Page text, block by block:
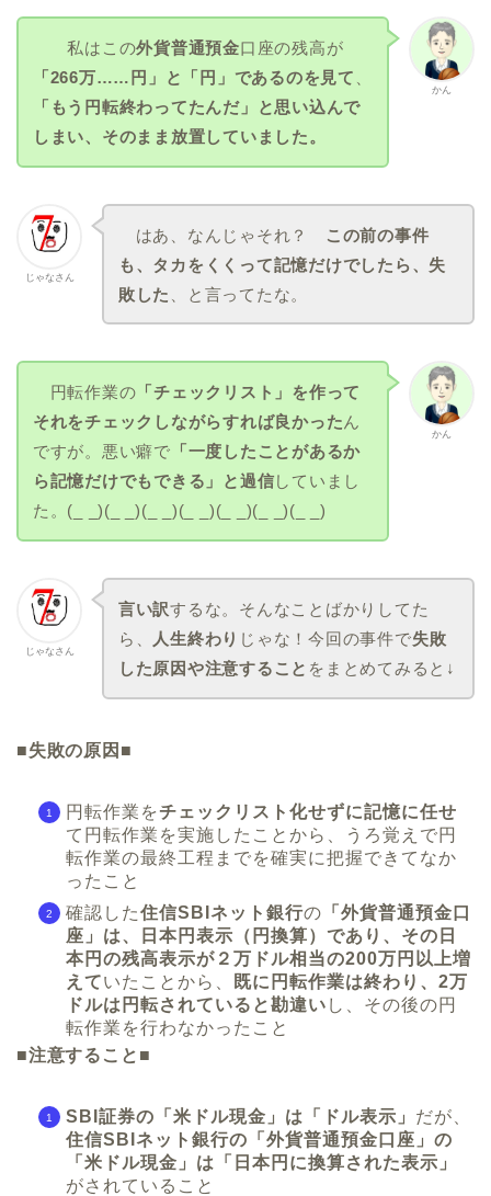
かん
私はこの外貨普通預金口座の残高が
「266万……円」と「円」であるのを見て
「もう円転終わってたんだ」と思い込んで
しまい、そのまま放置していました。
じゃなさん
はあ、なんじゃそれ？
この前の事件
も、タカをくくって記憶だけでしたら、失
敗した
、と言ってたな。
かん
円転作業の 「チェックリスト」を作って
それをチェックしながらすれば良かったん
ですが。悪い癖で 「一度したことがあるか
ら記憶だけでもできる」と過信していまし
た。(_ _)(_ _)(_ _)(_ _)(_ _)(_ _)(_ _)
じゃなさん
言い訳するな。そんなことばかりしてた
ら、
人生終わり じゃな！今回の事件で失敗
した原因や注意すること をまとめてみると↓
■失敗の原因■
円転作業をチェックリスト化せずに記憶に任せ
て円転作業を実施したことから、うろ覚えで円
転作業の最終工程までを確実に把握できてなか
ったこと
確認した住信SBIネット銀行の 「外貨普通預金口
座」は、日本円表示（円換算）であり、その日
本円の残高表示が２万ドル相当の200万円以上増
えていたことから、
既に円転作業は終わり、2万
ドルは円転されていると勘違い し、その後の円
転作業を行わなかったこと
■注意すること■
SBI証券の「米ドル現金」は「ドル表示」 だが、
住信SBIネット銀行の「外貨普通預金口座」の
「米ドル現金」は「日本円に換算された表示」
がされていること